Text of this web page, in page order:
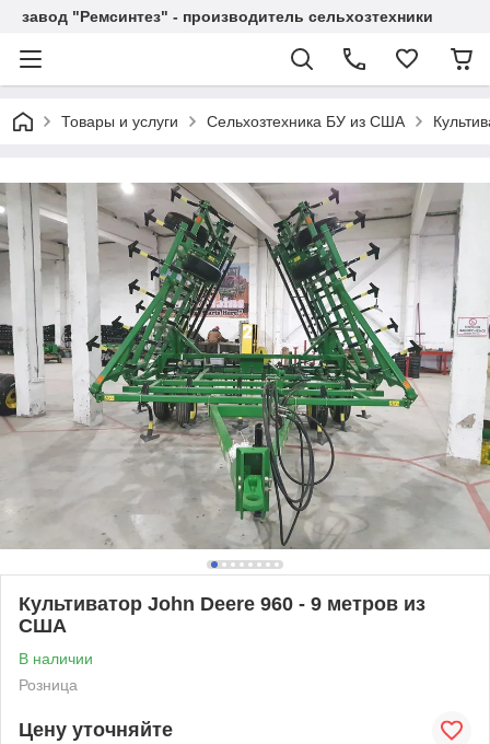
завод "Ремсинтез" - производитель сельхозтехники
Товары и услуги Сельхозтехника БУ из США
Культиватор John Deere 960 - 9 метров из
США
В наличии
Розница
Цену уточняйте